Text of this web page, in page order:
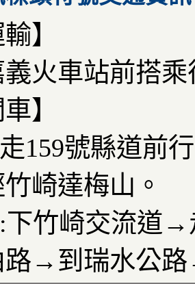
】
火車站前搭
】
159號縣道
崎達梅山。
下竹崎交流道
路→到瑞水公